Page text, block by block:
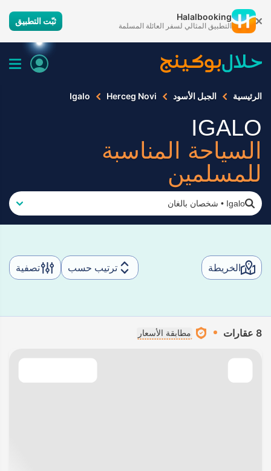
Halalbooking
التطبيق المثالي لسفر العائلة المسلمة ثبّت التطبيق
الرئيسية الجبل الأسود Herceg Novi
Igalo
IGALO
السياحة المناسبة
للمسلمين
Igalo
• شخصان بالغان
الخريطة ترتيب حسب تصفية
8 عقارات مطابقة الأسعار